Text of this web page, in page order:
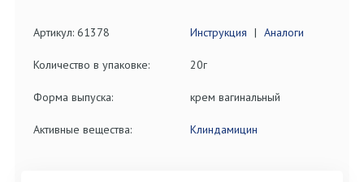
Артикул: 61378 Инструкция | Аналоги
Количество в упаковке: 20г
Форма выпуска: крем вагинальный
Активные вещества: Клиндамицин